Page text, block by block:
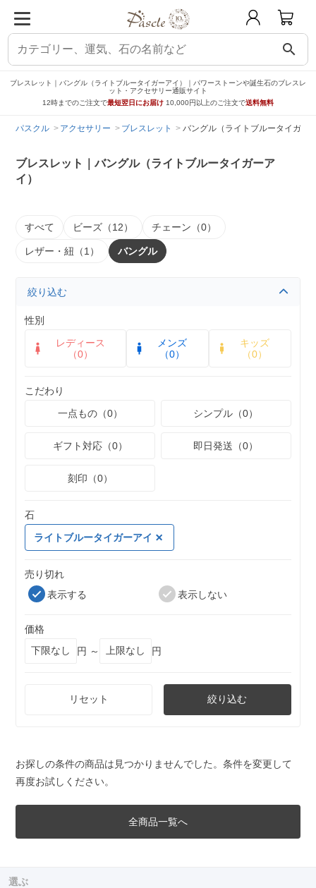
search
ブレスレット｜バングル（ライトブルータイガーアイ）｜パワーストーンや誕生石のブレスレ
ット・アクセサリー通販サイト
12時までのご注文で最短翌日にお届け 10,000円以上のご注文で送料無料
パスクル アクセサリー ブレスレット バングル（ライトブルータイガー
ブレスレット｜バングル（ライトブルータイガーア
イ）
すべて ビーズ（12） チェーン（0）
レザー・紐（1） バングル
絞り込む
性別
レディース
（0）
メンズ
（0）
キッズ
（0）
こだわり
一点もの（0）
シンプル（0）
ギフト対応（0） 即日発送（0）
刻印（0）
石
ライトブルータイガーアイ
売り切れ
表示する
表示しない
価格
円 ～
円
リセット 絞り込む
お探しの条件の商品は見つかりませんでした。条件を変更して
再度お試しください。
全商品一覧へ
選ぶ